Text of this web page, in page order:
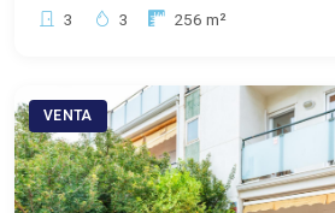
Dormitorios:
3 Baños:
3 Superficie:
256 m²
VENTA